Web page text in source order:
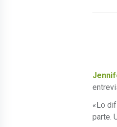
«Lo
parte.